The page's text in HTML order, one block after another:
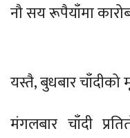
नौ सय रूपैयाँमा
यस्तै, बुधबार चाँदीको
मंगलबार चाँदी